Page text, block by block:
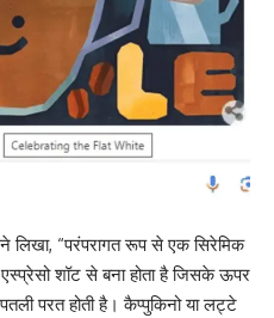
“परंपरागत रूप से एक सिरेमिक
शॉट से बना होता है जिसके ऊपर
परत होती है। कैप्पुकिनो या लट्टे